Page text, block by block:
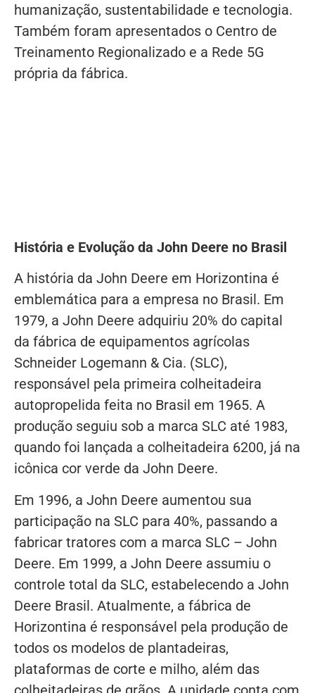
humanização, sustentabilidade e tecnologia.
Também foram apresentados o Centro de
Treinamento Regionalizado e a Rede 5G
própria da fábrica.
História e Evolução da John Deere no Brasil
A história da John Deere em Horizontina é
emblemática para a empresa no Brasil. Em
1979, a John Deere adquiriu 20% do capital
da fábrica de equipamentos agrícolas
Schneider Logemann & Cia. (SLC),
responsável pela primeira colheitadeira
autopropelida feita no Brasil em 1965. A
produção seguiu sob a marca SLC até 1983,
quando foi lançada a colheitadeira 6200, já na
icônica cor verde da John Deere.
Em 1996, a John Deere aumentou sua
participação na SLC para 40%, passando a
fabricar tratores com a marca SLC – John
Deere. Em 1999, a John Deere assumiu o
controle total da SLC, estabelecendo a John
Deere Brasil. Atualmente, a fábrica de
Horizontina é responsável pela produção de
todos os modelos de plantadeiras,
plataformas de corte e milho, além das